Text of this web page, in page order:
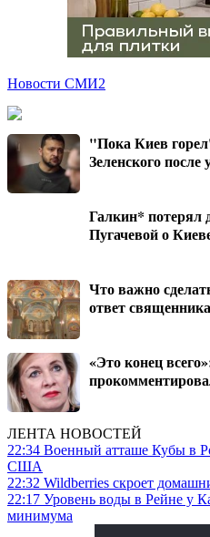
Новости СМИ2
"Пока Киев
Зеленского
Галкин* потерял
Пугачевой о
Что важно
ответ священника
«Это конец
ЛЕНТА НОВОСТЕЙ
22:34 Военный атташе Кубы в
США
22:32 Wildberries скроет
22:17 Уровень воды в Рейне у
минимума